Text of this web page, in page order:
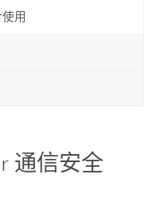
用
通信安全